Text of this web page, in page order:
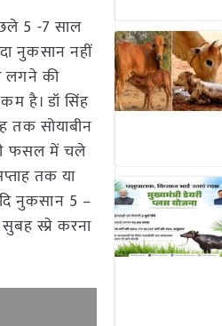
5 -7 साल
नुकसान नहीं
लगने की
है। डॉ सिंह
सोयाबीन
फसल में चले
तक या
नुकसान 5 –
स्प्रे करना